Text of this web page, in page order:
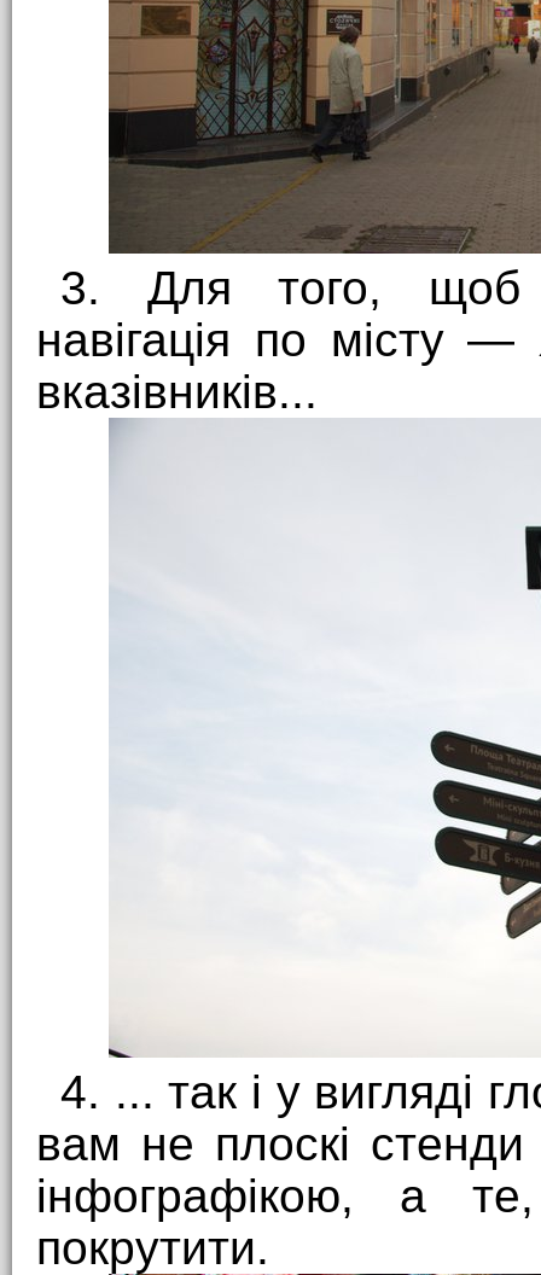
3. Для того, щоб
навігація по місту —
вказівників...
4. ... так і у вигляді
вам не плоскі
інфографікою, а
покрутити.